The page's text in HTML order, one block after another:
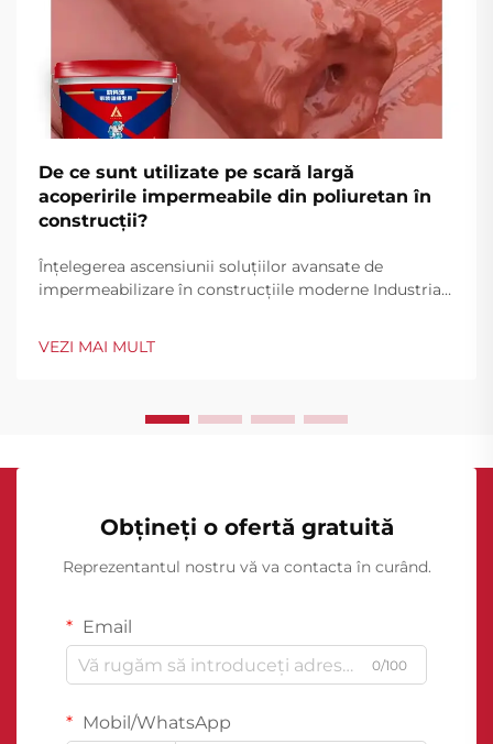
De ce sunt utilizate pe scară largă
acoperirile impermeabile din poliuretan în
construcții?
Înțelegerea ascensiunii soluțiilor avansate de
impermeabilizare în construcțiile moderne Industria
decenii, acoperirile impermeabile din poliuretan
VEZI MAI MULT
Obțineți o ofertă gratuită
Reprezentantul nostru vă va contacta în curând.
Email
0/100
Mobil/WhatsApp